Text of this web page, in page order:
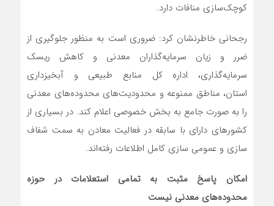
کوچک‌سازی منافات دارد.
رجحانی خاطرنشان کرد: ضروری است به منظور جلوگیری از
ضرر و زیان سرمایه‌گذاران معدنی و کاهش ریسک
سرمایه‌گذاری، اداره کل منابع طبیعی و آبخیزداری
استان، مناطق ممنوعه و محدودیت‌های محدوده‌های معدنی
را به صورت جامع به بخش خصوصی اعلام کند. در بسیاری از
کشورهای دارای با سابقه در فعالیت معادن به سمت شفاف
سازی و عمومی سازی کامل اطلاعات رفته‌اند.
امکان پاسخ مثبت به تمامی استعلامات در حوزه
محدوده‌های معدنی نیست